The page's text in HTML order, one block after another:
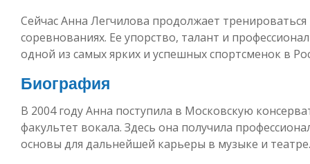
Сейчас Анна Легчилова продолжает
соревнованиях. Ее упорство, талант и
одной из самых ярких и успешных спортсменок в
Биография
В 2004 году Анна поступила в Московскую
факультет вокала. Здесь она получила
основы для дальнейшей карьеры в музыке и театре.